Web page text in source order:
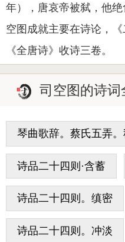
年），唐哀帝被弑，他
空图成就主要在诗论，《
《全唐诗》收诗三卷。
司空图的诗词
琴曲歌辞。蔡氏五弄
诗品二十四则·含蓄
诗品二十四则。缜密
诗品二十四则。冲淡